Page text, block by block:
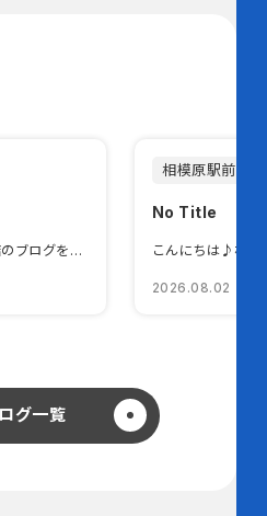
こんにちは♪相模原駅前店のブログをご覧いただきありがとうございます🐼皆...
相模原駅前店
2026.08.02
No Title
グ一覧